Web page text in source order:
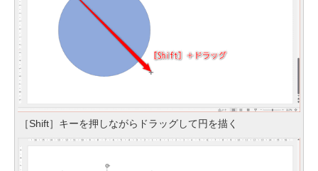
［Shift］キーを押しながらドラッグして円を描く